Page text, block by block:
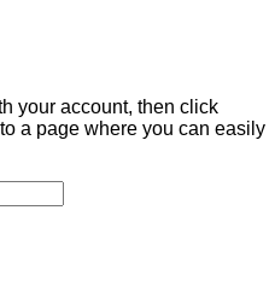
your account, then click
a page where you can easily